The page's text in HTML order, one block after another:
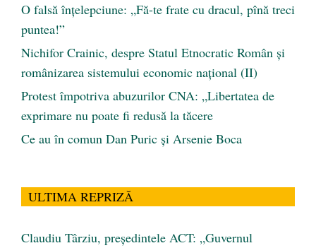
O falsă înțelepciune: „Fă-te frate cu dracul, pînă treci
puntea!”
Nichifor Crainic, despre Statul Etnocratic Român şi
românizarea sistemului economic naţional (II)
Protest împotriva abuzurilor CNA: „Libertatea de
exprimare nu poate fi redusă la tăcere
Ce au în comun Dan Puric şi Arsenie Boca
ULTIMA REPRIZĂ
Claudiu Târziu, președintele ACT: „Guvernul